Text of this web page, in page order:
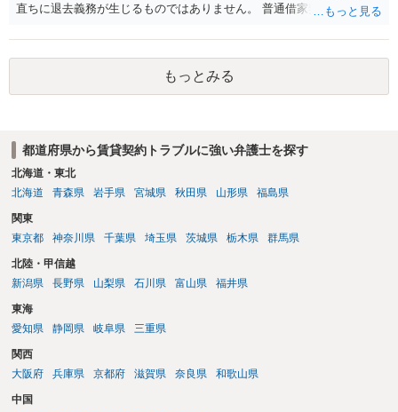
直ちに退去義務が生じるものではありません。 普通借家契約から定期
新たな定期借家契約を締結する形になりますが、これは任意の合意が
前提であり、借主が同意しなければ成立しません。 12年間の居住実
績、子どもの学校や地域とのつながり、転居費用の準備が困難な事情
などは、借主側の強い居住継続の必要性として正当事由判断において
れます。 建物が未登記であること自体は、賃貸借契約の有効性を直ち
に否定するものではなく、引渡しがされていれば賃貸借の効力は原則
有効とされています。 今後の交渉では、①現在は普通借家契約が継続
（誰が所有者で誰が実際に住む予定か等）を具体的に書面で説明して
ほしいこと、③自分たちの居住継続の必要性を丁寧に伝えること、を
基本方針としたうえで、仮に一定時期の退去を検討する場合には、立
成することが重要です。 契約書では、更新条項・解除条項・期間の定
め・定期借家に関する記載の有無、これまでの更新時の合意内容
（「今回で最後」などの文言）が、借主不利な特約として無効になり
容を十分に確認し、不明点は弁護士に相談することをおすすめしま
す。
もっとみる
都道府県から賃貸契約トラブルに強い弁護士を探す
北海道・東北
北海道
青森県 岩手県 宮城県 秋田県 山形県 福島県
関東
東京都
神奈川県 千葉県 埼玉県 茨城県 栃木県 群馬県
北陸・甲信越
新潟県
長野県 山梨県 石川県 富山県 福井県
東海
愛知県
静岡県 岐阜県 三重県
関西
大阪府
兵庫県 京都府 滋賀県 奈良県 和歌山県
中国